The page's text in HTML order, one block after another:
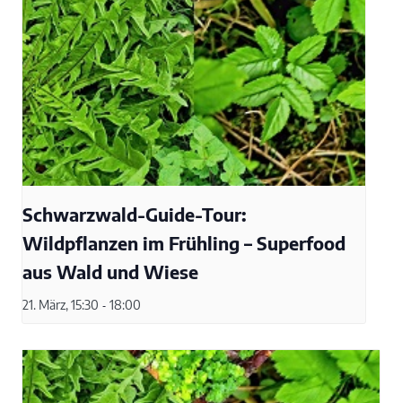
Schwarzwald-Guide-Tour:
Wildpflanzen im Frühling – Superfood
aus Wald und Wiese
21. März, 15:30 - 18:00